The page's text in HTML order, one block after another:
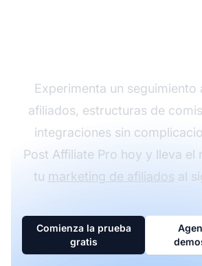
Experimenta un seguimiento
afiliados, estructuras de
integraciones sin
Post Affiliate Pro hoy y lleva el
tu marketing de afiliados al
Comienza la prueba
gratis